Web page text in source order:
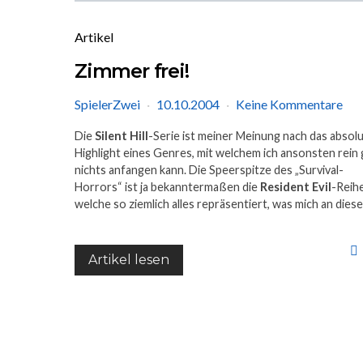
Artikel
Zimmer frei!
SpielerZwei 10.10.2004 Keine Kommentare
DieSilent Hill-Serie ist meiner Meinung nach das
Highlight eines Genres, mit welchem ich ansonsten rein
nichts anfangen kann. Die Speerspitze des „Survival-
Horrors“ ist ja bekanntermaßen die Resident Evil-
welche so ziemlich alles repräsentiert, was mich an
Artikel lesen